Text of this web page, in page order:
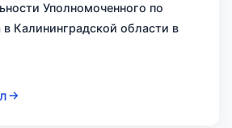
Уполномоченного по
в Калининградской области в